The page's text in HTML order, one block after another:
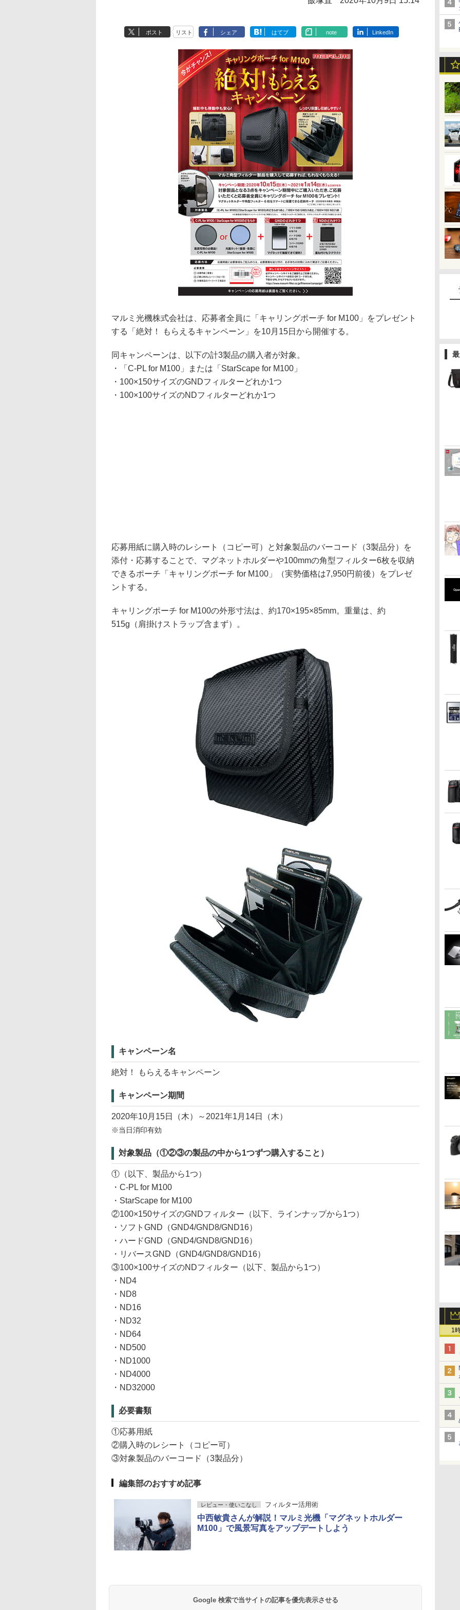
1
ポスト リスト シェア はてブ note LinkedIn
マルミ光機株式会社は、応募者全員に「キャリングポーチ for M100」をプレゼント
する「絶対！ もらえるキャンペーン」を10月15日から開催する。
同キャンペーンは、以下の計3製品の購入者が対象。
・「C-PL for M100」または「StarScape for M100」
・100×150サイズのGNDフィルターどれか1つ
・100×100サイズのNDフィルターどれか1つ
応募用紙に購入時のレシート（コピー可）と対象製品のバーコード（3製品分）を
添付・応募することで、マグネットホルダーや100mmの角型フィルター6枚を収納
できるポーチ「キャリングポーチ for M100」（実勢価格は7,950円前後）をプレゼ
ントする。
キャリングポーチ for M100の外形寸法は、約170×195×85mm。重量は、約
515g（肩掛けストラップ含まず）。
キャンペーン名
絶対！ もらえるキャンペーン
キャンペーン期間
2020年10月15日（木）～2021年1月14日（木）
※当日消印有効
対象製品（①②③の製品の中から1つずつ購入すること）
①（以下、製品から1つ）
・C-PL for M100
・StarScape for M100
②100×150サイズのGNDフィルター（以下、ラインナップから1つ）
・ソフトGND（GND4/GND8/GND16）
・ハードGND（GND4/GND8/GND16）
・リバースGND（GND4/GND8/GND16）
③100×100サイズのNDフィルター（以下、製品から1つ）
・ND4
・ND8
・ND16
・ND32
・ND64
・ND500
・ND1000
・ND4000
・ND32000
必要書類
①応募用紙
②購入時のレシート（コピー可）
③対象製品のバーコード（3製品分）
編集部のおすすめ記事
レビュー・使いこなし フィルター活用術
中西敏貴さんが解説！マルミ光機「マグネットホルダー
M100」で風景写真をアップデートしよう
Google 検索で当サイトの記事を優先表示させる